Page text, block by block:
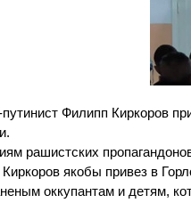
Филипп Киркоров
рашистских
якобы привез в
оккупантам и детям,